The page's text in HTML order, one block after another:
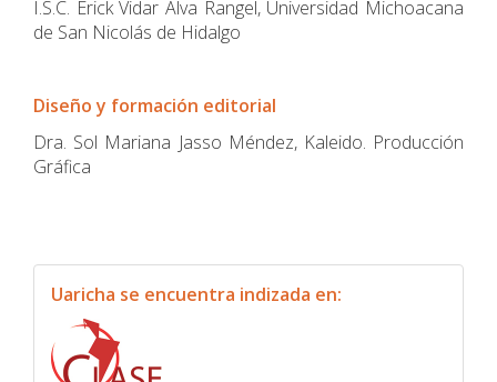
I.S.C. Erick Vidar Alva Rangel, Universidad Michoacana
de San Nicolás de Hidalgo
Diseño y formación editorial
Dra. Sol Mariana Jasso Méndez, Kaleido. Producción
Gráfica
indexacion
Uaricha se encuentra indizada en: